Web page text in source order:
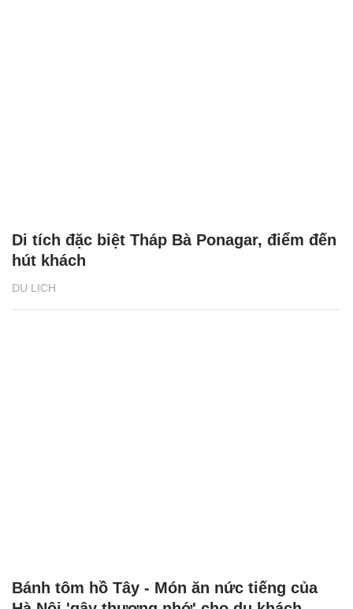
DU LỊCH
Di tích đặc biệt Tháp Bà Ponagar, điểm đến
hút khách
Bánh tôm hồ Tây - Món ăn nức tiếng của